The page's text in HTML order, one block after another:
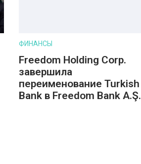
ФИНАНСЫ
Freedom Holding Corp.
завершила
переименование Turkish
Bank в Freedom Bank A.Ş.